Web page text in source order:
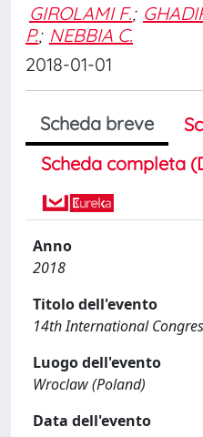
GIROLAMI F.;
P.; NEBBIA C.
2018-01-01
Scheda breve
Scheda completa
Anno
2018
Titolo dell'evento
14th International
Luogo dell'evento
Wroclaw (Poland)
Data dell'evento